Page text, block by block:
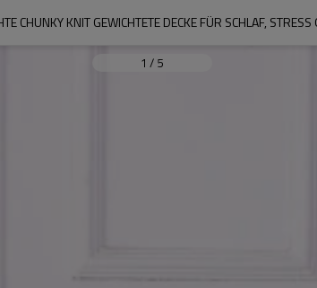
CHUNKY KNIT GEWICHTETE DECKE FÜR SCHLAF,
1 / 5